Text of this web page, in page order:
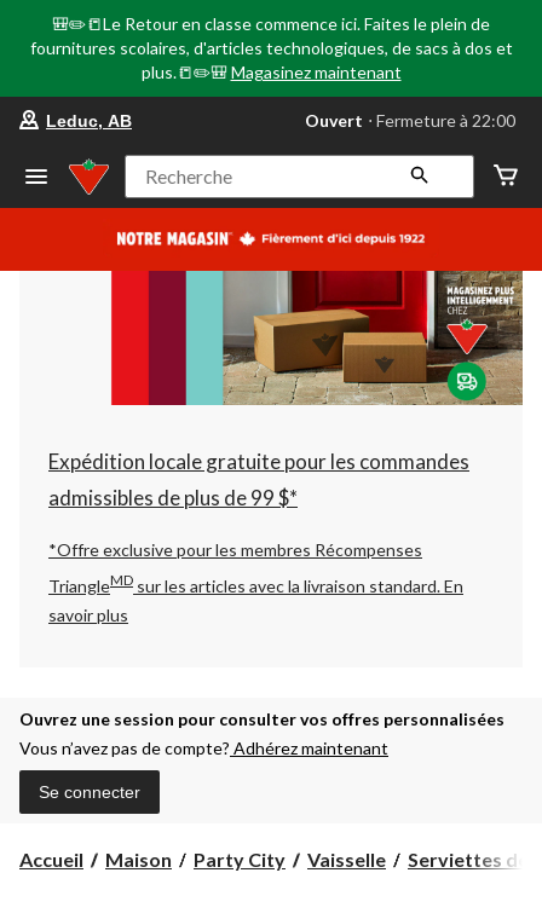
🎒✏️📒Le Retour en classe commence ici. Faites le plein de
fournitures scolaires, d'articles technologiques, de sacs à dos et
plus.📒✏️🎒 Magasinez maintenant
votre
préféré
Leduc,
AB,
courament
Fermeture
à
22:00
cliquer
pour
changer
Leduc, AB Ouvert ⋅ Fermeture à 22:00
Recherche
Expédition locale gratuite pour les commandes
admissibles de plus de 99 $*
*Offre exclusive pour les membres Récompenses
TriangleMD sur les articles avec la livraison standard.En
savoir plus
Ouvrez une session pour consulter vos offres personnalisées
Vous n’avez pas de compte? Adhérez maintenant
Se connecter
Accueil Maison Party City Vaisselle Serviettes de